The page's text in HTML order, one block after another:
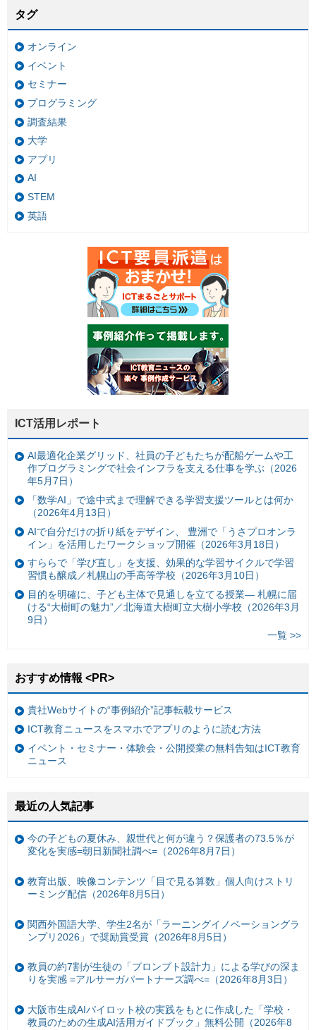
タグ
オンライン
イベント
セミナー
プログラミング
調査結果
大学
アプリ
AI
STEM
英語
ICT活用レポート
AI最適化企業グリッド、社員の子どもたちが配船ゲームや工
作プログラミングで社会インフラを支える仕事を学ぶ（2026
年5月7日）
「数学AI」で途中式まで理解できる学習支援ツールとは何か
（2026年4月13日）
AIで自分だけの折り紙をデザイン、 豊洲で「うさプロオンラ
イン」を活用したワークショップ開催（2026年3月18日）
すららで「学び直し」を支援、効果的な学習サイクルで学習
習慣も醸成／札幌山の手高等学校（2026年3月10日）
目的を明確に、子ども主体で見通しを立てる授業— 札幌に届
ける“大樹町の魅力”／北海道大樹町立大樹小学校（2026年3月
9日）
一覧 >>
おすすめ情報 <PR>
貴社Webサイトの“事例紹介”記事転載サービス
ICT教育ニュースをスマホでアプリのように読む方法
イベント・セミナー・体験会・公開授業の無料告知はICT教育
ニュース
最近の人気記事
今の子どもの夏休み、親世代と何が違う？保護者の73.5％が
変化を実感=朝日新聞社調べ=（2026年8月7日）
教育出版、映像コンテンツ「目で見る算数」個人向けストリ
ーミング配信（2026年8月5日）
関西外国語大学、学生2名が「ラーニングイノベーショングラ
ンプリ2026」で奨励賞受賞（2026年8月5日）
教員の約7割が生徒の「プロンプト設計力」による学びの深ま
りを実感 =アルサーガパートナーズ調べ=（2026年8月3日）
大阪市生成AIパイロット校の実践をもとに作成した「学校・
教員のための生成AI活用ガイドブック」無料公開（2026年8